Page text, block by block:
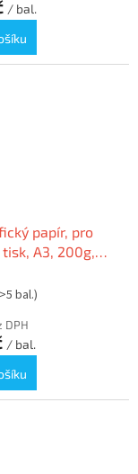
/ bal.
papír, pro
A3, 200g,
bal.)
DPH
/ bal.